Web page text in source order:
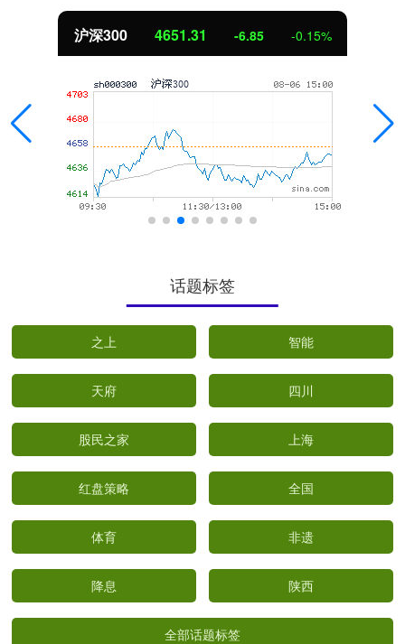
沪深300 4651.31 -6.85 -0.15%
话题标签
之上 智能
天府 四川
股民之家 上海
红盘策略 全国
体育 非遗
降息 陕西
全部话题标签